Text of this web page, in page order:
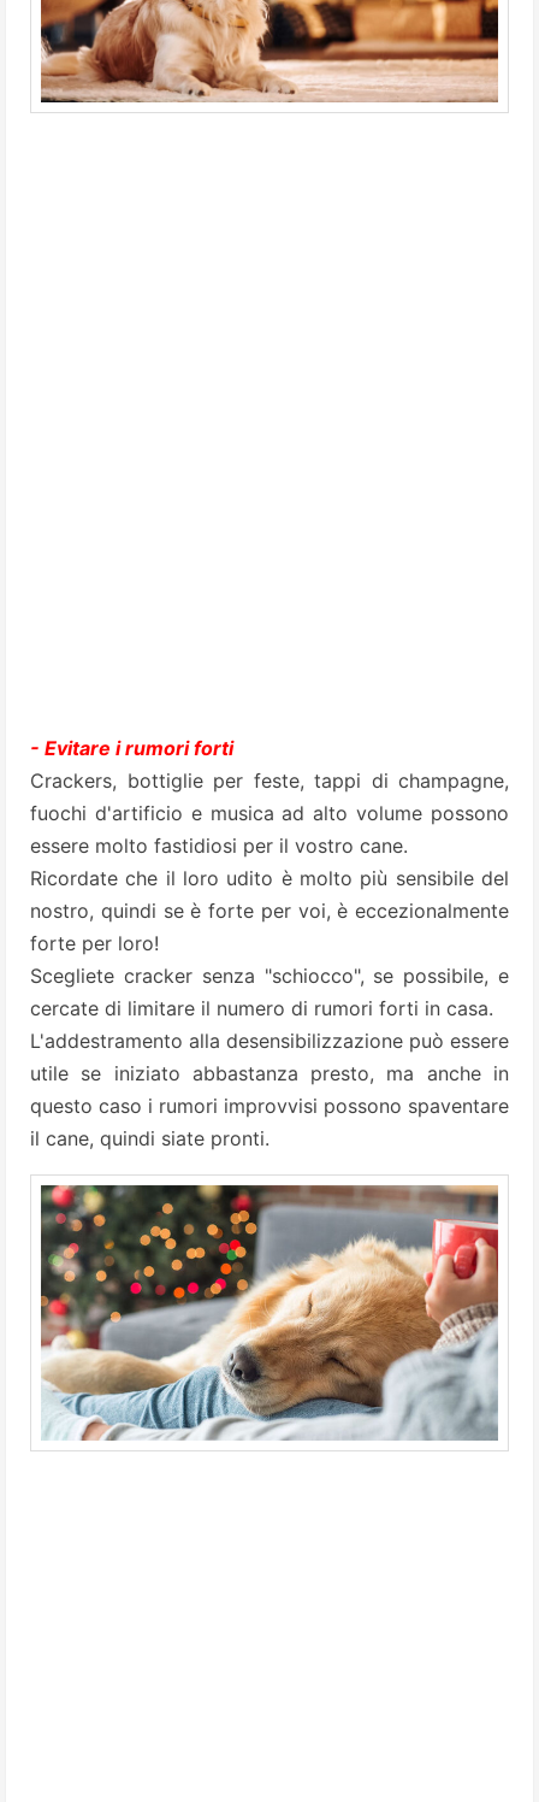
- Evitare i rumori forti
Crackers, bottiglie per feste, tappi di champagne,
fuochi d'artificio e musica ad alto volume possono
essere molto fastidiosi per il vostro cane.
Ricordate che il loro udito è molto più sensibile del
nostro, quindi se è forte per voi, è eccezionalmente
forte per loro!
Scegliete cracker senza "schiocco", se possibile, e
cercate di limitare il numero di rumori forti in casa.
L'addestramento alla desensibilizzazione può essere
utile se iniziato abbastanza presto, ma anche in
questo caso i rumori improvvisi possono spaventare
il cane, quindi siate pronti.